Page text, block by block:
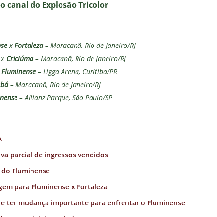
canal do Explosão Tricolor
x Fortaleza– Maracanã, Rio de Janeiro/RJ
Criciúma– Maracanã, Rio de Janeiro/RJ
Fluminense – Ligga Arena, Curitiba/PR
– Maracanã, Rio de Janeiro/RJ
– Allianz Parque, São Paulo/SP
parcial de ingressos vendidos
Fluminense
para Fluminense x Fortaleza
ter mudança importante para enfrentar o Fluminense